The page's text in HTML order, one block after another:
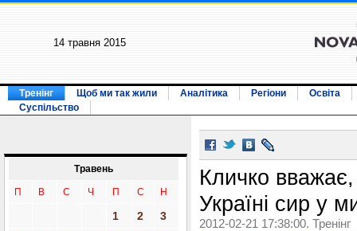
14 травня 2015
Тренінг Щоб ми так жили Аналітика Регіони
Освіта
Суспільство
Травень
П В С Ч П С Н
1 2
3
Кличко
Україні сир у
2012-02-21 17:38:00. Тренінг